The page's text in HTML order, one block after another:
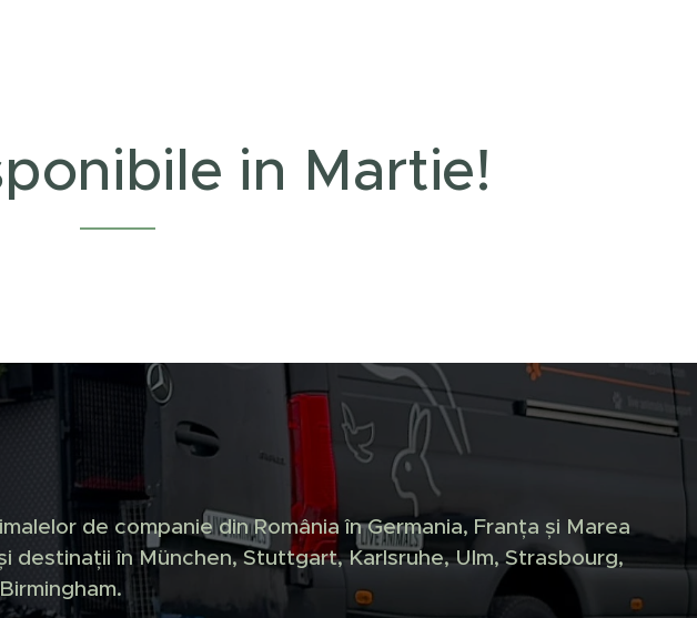
in Martie!
de companie din România în Germania, Franța și Marea
destinații în München, Stuttgart, Karlsruhe, Ulm, Strasbourg,